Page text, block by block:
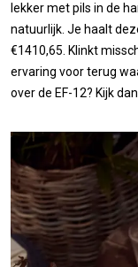
lekker met pils in de
natuurlijk. Je haalt
€1410,65. Klinkt
ervaring voor terug
over de EF-12? Kijk